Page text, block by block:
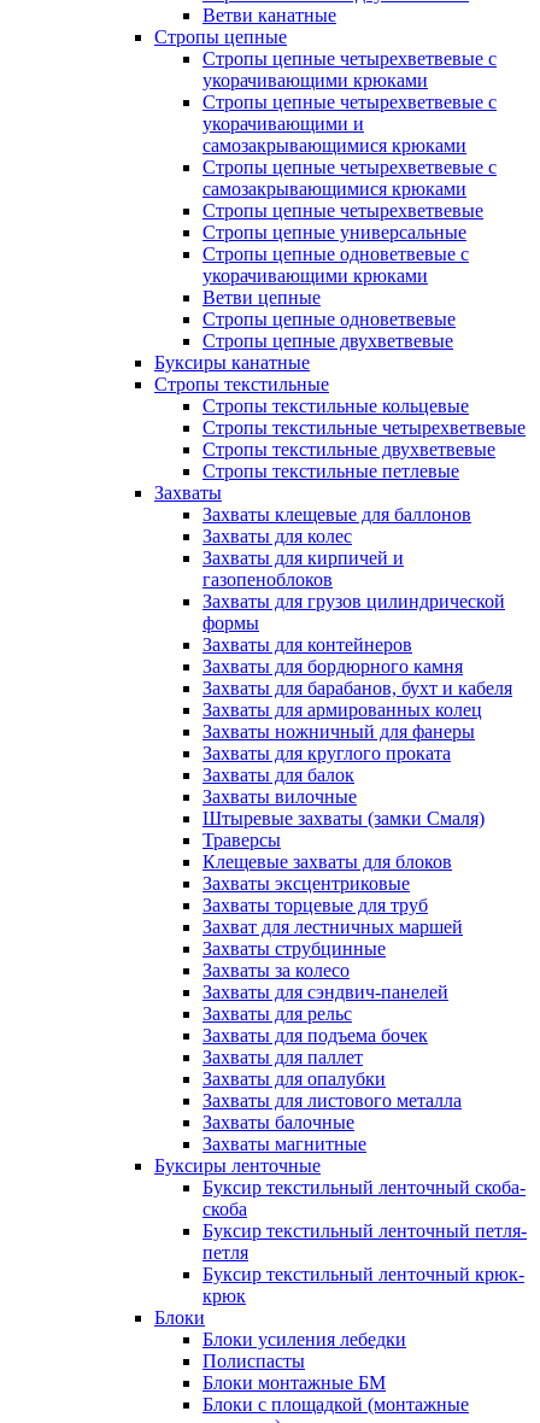
Ветви канатные
Стропы цепные
Стропы цепные четырехветвевые с
укорачивающими крюками
Стропы цепные четырехветвевые с
укорачивающими и
самозакрывающимися крюками
Стропы цепные четырехветвевые с
самозакрывающимися крюками
Стропы цепные четырехветвевые
Стропы цепные универсальные
Стропы цепные одноветвевые с
укорачивающими крюками
Ветви цепные
Стропы цепные одноветвевые
Стропы цепные двухветвевые
Буксиры канатные
Стропы текстильные
Стропы текстильные кольцевые
Стропы текстильные четырехветвевые
Стропы текстильные двухветвевые
Стропы текстильные петлевые
Захваты
Захваты клещевые для баллонов
Захваты для колес
Захваты для кирпичей и
газопеноблоков
Захваты для грузов цилиндрической
формы
Захваты для контейнеров
Захваты для бордюрного камня
Захваты для барабанов, бухт и кабеля
Захваты для армированных колец
Захваты ножничный для фанеры
Захваты для круглого проката
Захваты для балок
Захваты вилочные
Штыревые захваты (замки Смаля)
Траверсы
Клещевые захваты для блоков
Захваты эксцентриковые
Захваты торцевые для труб
Захват для лестничных маршей
Захваты струбцинные
Захваты за колесо
Захваты для сэндвич-панелей
Захваты для рельс
Захваты для подъема бочек
Захваты для паллет
Захваты для опалубки
Захваты для листового металла
Захваты балочные
Захваты магнитные
Буксиры ленточные
Буксир текстильный ленточный скоба-
скоба
Буксир текстильный ленточный петля-
петля
Буксир текстильный ленточный крюк-
крюк
Блоки
Блоки усиления лебедки
Полиспасты
Блоки монтажные БМ
Блоки с площадкой (монтажные